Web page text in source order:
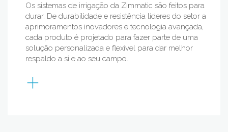
Os sistemas de irrigação da Zimmatic são feitos para
durar. De durabilidade e resistência líderes do setor a
aprimoramentos inovadores e tecnologia avançada,
cada produto é projetado para fazer parte de uma
solução personalizada e flexível para dar melhor
respaldo a si e ao seu campo.
+